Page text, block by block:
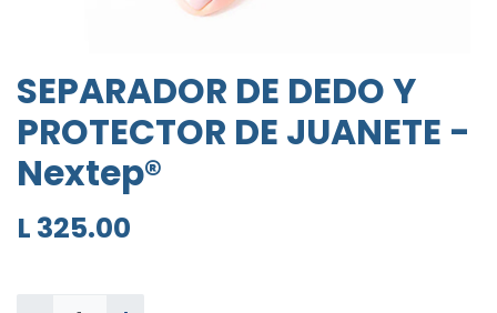
SEPARADOR DE DEDO Y
PROTECTOR DE JUANETE -
Nextep®
L 325.00